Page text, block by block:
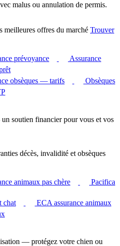
malus ou annulation de permis.
meilleures offres du marché Trouver
prévoyance
Assurance
obsèques — tarifs
Obsèques
soutien financier pour vous et vos
décès, invalidité et obsèques
animaux pas chère
Pacifica
chat
ECA assurance animaux
— protégez votre chien ou